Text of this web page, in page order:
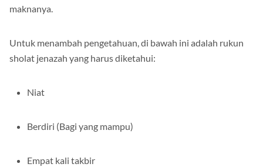
maknanya.
Untuk menambah pengetahuan, di bawah ini adalah rukun
sholat jenazah yang harus diketahui:
Niat
Berdiri (Bagi yang mampu)
Empat kali takbir